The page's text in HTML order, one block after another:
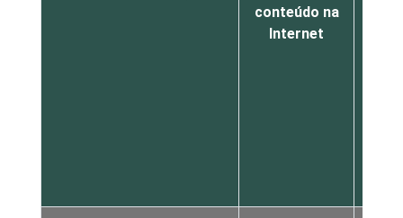
conteúdo na
Internet